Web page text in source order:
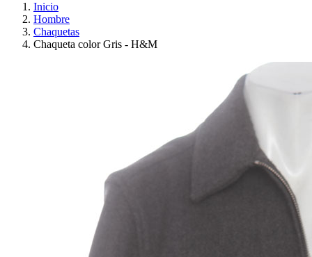
Inicio
Hombre
Chaquetas
Chaqueta color Gris - H&M